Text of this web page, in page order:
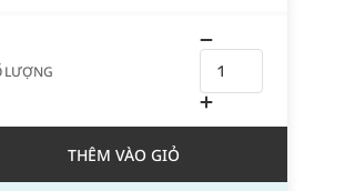
LƯỢNG
THÊM VÀO GIỎ